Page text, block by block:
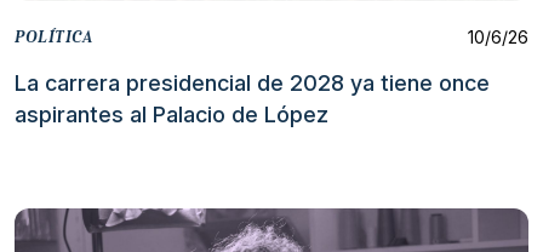
POLÍTICA 10/6/26
La carrera presidencial de 2028 ya tiene once
aspirantes al Palacio de López